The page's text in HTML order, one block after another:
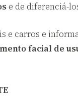
e de diferenciá-
e carros e
facial de